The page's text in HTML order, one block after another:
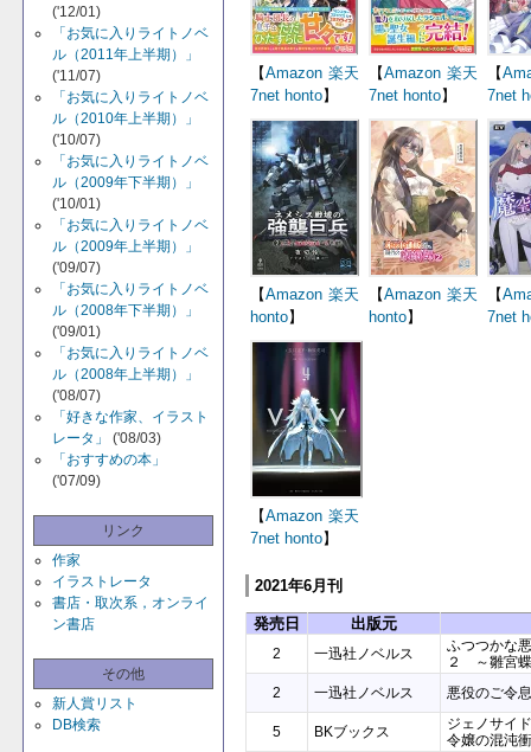
('12/01)
「お気に入りライトノベ
ル（2011年上半期）」
('11/07)
「お気に入りライトノベ
ル（2010年上半期）」
('10/07)
「お気に入りライトノベ
ル（2009年下半期）」
('10/01)
「お気に入りライトノベ
ル（2009年上半期）」
('09/07)
「お気に入りライトノベ
ル（2008年下半期）」
('09/01)
「お気に入りライトノベ
ル（2008年上半期）」
('08/07)
「好きな作家、イラスト
レータ」
('08/03)
「おすすめの本」
('07/09)
リンク
作家
イラストレータ
書店・取次系，オンライ
ン書店
その他
新人賞リスト
DB検索
【Amazon 楽天
7net honto】
【Amazon 楽天
7net honto】
【
7net
【Amazon 楽天
honto】
【Amazon 楽天
honto】
【
7net
【Amazon 楽天
7net honto】
2021年6月刊
発売日 出版元
2 一迅社ノベルス
ふつつかな
２ ～雛宮
2
一迅社ノベルス 悪役のご令
5 BKブックス
ジェノサイ
令嬢の混沌